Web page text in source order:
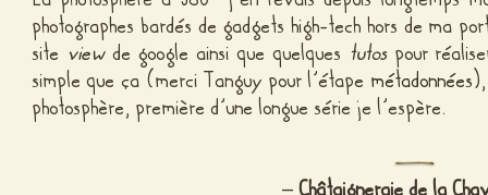
photographes bardés de gadgets high-tech hors de ma
site viewde google ainsi que quelques tutospour
simple que ça (merci Tanguy pour l’étape métadonnées
photosphère, première d’une longue série je l’espère.